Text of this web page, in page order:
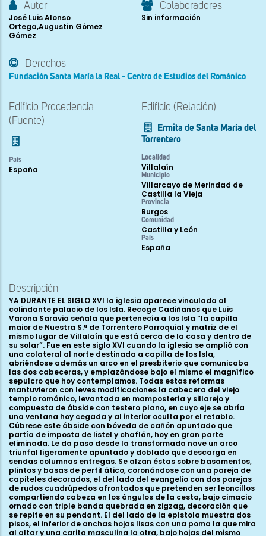
Autor
José Luis Alonso
Ortega,Augustín Gómez
Gómez
Colaboradores
Sin información
Derechos
Fundación Santa María la Real - Centro de Estudios del Románico
Edificio Procedencia
(Fuente)
País
España
Edificio (Relación)
Ermita de Santa María del
Torrentero
Localidad
Villalaín
Municipio
Villarcayo de Merindad de
Castilla la Vieja
Provincia
Burgos
Comunidad
Castilla y León
País
España
Descripción
YA DURANTE EL SIGLO XVI la iglesia aparece vinculada al
colindante palacio de los Isla. Recoge Cadiñanos que Luis
Varona Saravia señala que pertenecía a los Isla “la capilla
maior de Nuestra S.ª de Torrentero Parroquial y matriz de el
mismo lugar de Villalaín que está cerca de la casa y dentro de
su solar”. Fue en este siglo XVI cuando la iglesia se amplió con
una colateral al norte destinada a capilla de los Isla,
abriéndose además un arco en el presbiterio que comunicaba
las dos cabeceras, y emplazándose bajo el mismo el magnífico
sepulcro que hoy contemplamos. Todas estas reformas
mantuvieron con leves modificaciones la cabecera del viejo
templo románico, levantada en mampostería y sillarejo y
compuesta de ábside con testero plano, en cuyo eje se abría
una ventana hoy cegada y al interior oculta por el retablo.
Cúbrese este ábside con bóveda de cañón apuntado que
partía de imposta de listel y chaflán, hoy en gran parte
eliminada. Le da paso desde la transformada nave un arco
triunfal ligeramente apuntado y doblado que descarga en
sendas columnas entregas. Se alzan éstas sobre basamentos,
plintos y basas de perfil ático, coronándose con una pareja de
capiteles decorados, el del lado del evangelio con dos parejas
de rudos cuadrúpedos afrontados que pretenden ser leoncillos
compartiendo cabeza en los ángulos de la cesta, bajo cimacio
ornado con triple banda quebrada en zigzag, decoración que
se repite en su pendant. El del lado de la epístola muestra dos
pisos, el inferior de anchas hojas lisas con una poma la que mira
al altar y una carita masculina la otra, bajo hojas del mismo